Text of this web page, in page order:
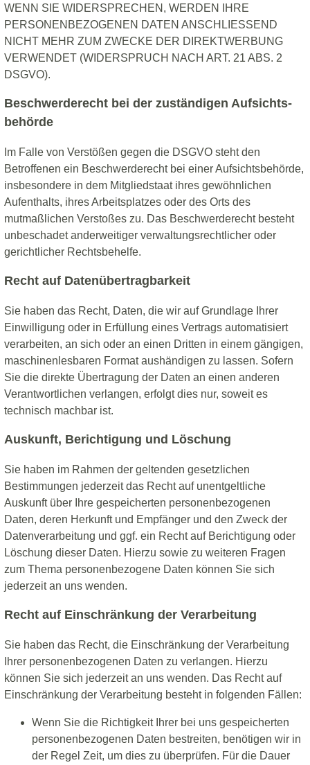
WENN SIE WIDERSPRECHEN, WERDEN IHRE
PERSONENBEZOGENEN DATEN ANSCHLIESSEND
NICHT MEHR ZUM ZWECKE DER DIREKTWERBUNG
VERWENDET (WIDERSPRUCH NACH ART. 21 ABS. 2
DSGVO).
Beschwerde­recht bei der zuständigen Aufsichts­
behörde
Im Falle von Verstößen gegen die DSGVO steht den
Betroffenen ein Beschwerderecht bei einer Aufsichtsbehörde,
insbesondere in dem Mitgliedstaat ihres gewöhnlichen
Aufenthalts, ihres Arbeitsplatzes oder des Orts des
mutmaßlichen Verstoßes zu. Das Beschwerderecht besteht
unbeschadet anderweitiger verwaltungsrechtlicher oder
gerichtlicher Rechtsbehelfe.
Recht auf Daten­übertrag­barkeit
Sie haben das Recht, Daten, die wir auf Grundlage Ihrer
Einwilligung oder in Erfüllung eines Vertrags automatisiert
verarbeiten, an sich oder an einen Dritten in einem gängigen,
maschinenlesbaren Format aushändigen zu lassen. Sofern
Sie die direkte Übertragung der Daten an einen anderen
Verantwortlichen verlangen, erfolgt dies nur, soweit es
technisch machbar ist.
Auskunft, Berichtigung und Löschung
Sie haben im Rahmen der geltenden gesetzlichen
Bestimmungen jederzeit das Recht auf unentgeltliche
Auskunft über Ihre gespeicherten personenbezogenen
Daten, deren Herkunft und Empfänger und den Zweck der
Datenverarbeitung und ggf. ein Recht auf Berichtigung oder
Löschung dieser Daten. Hierzu sowie zu weiteren Fragen
zum Thema personenbezogene Daten können Sie sich
jederzeit an uns wenden.
Recht auf Einschränkung der Verarbeitung
Sie haben das Recht, die Einschränkung der Verarbeitung
Ihrer personenbezogenen Daten zu verlangen. Hierzu
können Sie sich jederzeit an uns wenden. Das Recht auf
Einschränkung der Verarbeitung besteht in folgenden Fällen:
Wenn Sie die Richtigkeit Ihrer bei uns gespeicherten
personenbezogenen Daten bestreiten, benötigen wir in
der Regel Zeit, um dies zu überprüfen. Für die Dauer